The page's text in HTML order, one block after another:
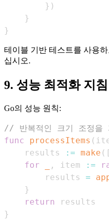
} )
}
}
테이블 기반 테스트를 사용
십시오.
9. 성능 최적화 지침
Go의 성능 원칙:
// 반복적인 크기 조정을
func
processItems (
    results
:= make ( [
for
, item :=
        results
=
}
return
}